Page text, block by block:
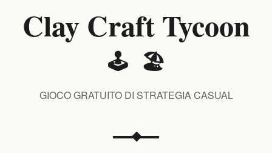
Clay Craft Tycoon
🕹️ 🏖️
GIOCO GRATUITO DI STRATEGIA CASUAL